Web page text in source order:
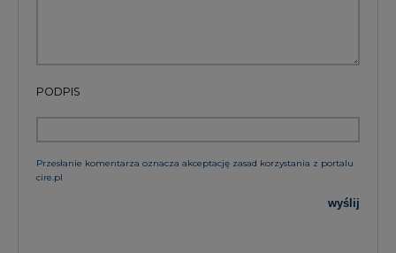
PODPIS
Przesłanie komentarza oznacza akceptację zasad korzystania z portalu
cire.pl
wyślij